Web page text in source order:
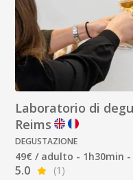
Laboratorio di
Reims
DEGUSTAZIONE
49€ / adulto - 1h30min -
5.0
(1)